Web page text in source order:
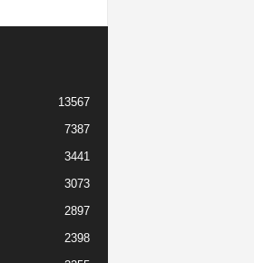
13567
7387
3441
3073
2897
2398